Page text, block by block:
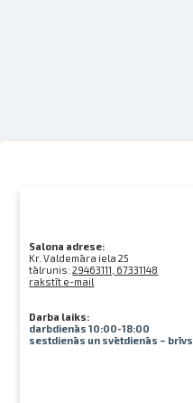
Salona adrese:
Kr. Valdemāra iela 25
tālrunis:29463111, 67331148
rakstīt e-mail
Darba laiks:
darbdienās 10:00-18:00
sestdienās un svētdienās – brīvs